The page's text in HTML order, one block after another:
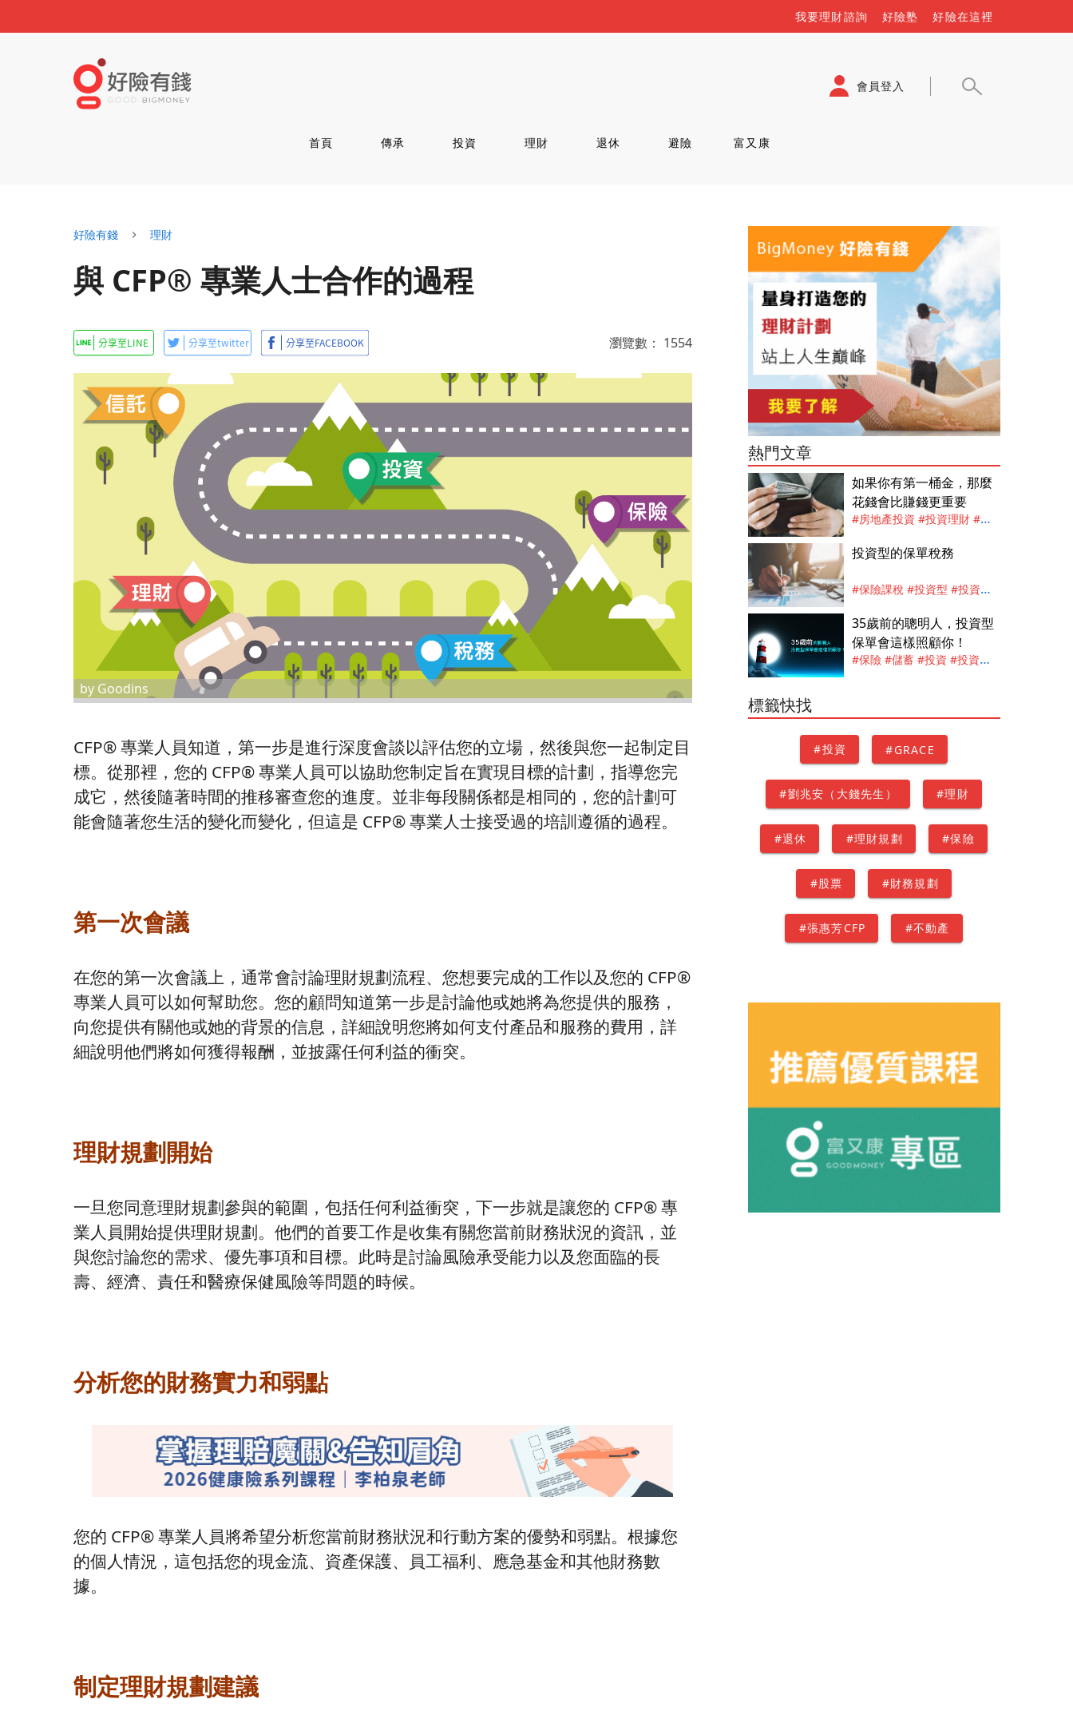
我要理財諮詢 好險塾 好險在這裡
會員登入
首頁 傳承 投資 理財 退休 避險 富又康
好險有錢 理財
與 CFP® 專業人士合作的過程
瀏覽數： 1554
by Goodins
CFP® 專業人員知道，第一步是進行深度會談以評估您的立場，然後與您一起制定目
標。從那裡，您的 CFP® 專業人員可以協助您制定旨在實現目標的計劃，指導您完
成它，然後隨著時間的推移審查您的進度。並非每段關係都是相同的，您的計劃可
能會隨著您生活的變化而變化，但這是 CFP® 專業人士接受過的培訓遵循的過程。
第一次會議
在您的第一次會議上，通常會討論理財規劃流程、您想要完成的工作以及您的 CFP®
專業人員可以如何幫助您。您的顧問知道第一步是討論他或她將為您提供的服務，
向您提供有關他或她的背景的信息，詳細說明您將如何支付產品和服務的費用，詳
細說明他們將如何獲得報酬，並披露任何利益的衝突。
理財規劃開始
一旦您同意理財規劃參與的範圍，包括任何利益衝突，下一步就是讓您的 CFP® 專
業人員開始提供理財規劃。他們的首要工作是收集有關您當前財務狀況的資訊，並
與您討論您的需求、優先事項和目標。此時是討論風險承受能力以及您面臨的長
壽、經濟、責任和醫療保健風險等問題的時候。
分析您的財務實力和弱點
您的 CFP® 專業人員將希望分析您當前財務狀況和行動方案的優勢和弱點。根據您
的個人情況，這包括您的現金流、資產保護、員工福利、應急基金和其他財務數
據。
制定理財規劃建議
熱門文章
如果你有第一桶金，那麼
花錢會比賺錢更重要
#房地產投資 #投資理財 #投
（大錢先生）
投資型的保單稅務
#保險課稅 #投資型 #投資型
生）
35歲前的聰明人，投資型
保單會這樣照顧你！
#保險 #儲蓄 #投資 #投資型
標籤快找
#投資 #GRACE
#劉兆安（大錢先生） #理財
#退休 #理財規劃 #保險
#股票 #財務規劃
#張惠芳CFP #不動產
#遺產 #支出
#邱玉茹ALICE #呂宛臻WENDY
#楊馥瑄VIVIAN